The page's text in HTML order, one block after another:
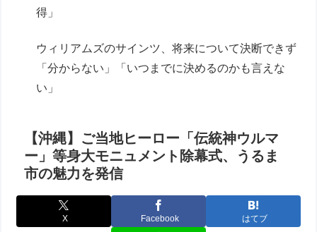
得」
ウィリアムズのサインツ、将来について決断できず
「分からない」「いつまでに決めるのかも言えな
い」
【沖縄】ご当地ヒーロー「伝統神ウルマ
ー」等身大モニュメント除幕式、うるま
市の魅力を発信
X Facebook はてブ